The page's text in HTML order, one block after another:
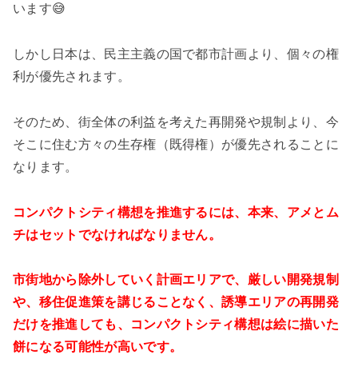
います😅
しかし日本は、民主主義の国で都市計画より、個々の権
利が優先されます。
そのため、街全体の利益を考えた再開発や規制より、今
そこに住む方々の生存権（既得権）が優先されることに
なります。
コンパクトシティ構想を推進するには、本来、アメとム
チはセットでなければなりません。
市街地から除外していく計画エリアで、厳しい開発規制
や、移住促進策を講じることなく、誘導エリアの再開発
だけを推進しても、コンパクトシティ構想は絵に描いた
餅になる可能性が高いです。